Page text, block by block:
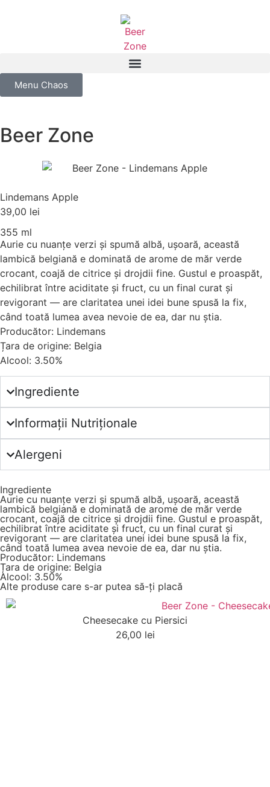
Menu Chaos
Beer Zone
Lindemans Apple
39,00 lei
355 ml
Aurie cu nuanțe verzi și spumă albă, ușoară, această
lambică belgiană e dominată de arome de măr verde
crocant, coajă de citrice și drojdii fine. Gustul e proaspăt,
echilibrat între aciditate și fruct, cu un final curat și
revigorant — are claritatea unei idei bune spusă la fix,
când toată lumea avea nevoie de ea, dar nu știa.
Producător: Lindemans
Țara de origine: Belgia
Alcool: 3.50%
Ingrediente
Informații Nutriționale
Alergeni
Ingrediente
Aurie cu nuanțe verzi și spumă albă, ușoară, această
lambică belgiană e dominată de arome de măr verde
crocant, coajă de citrice și drojdii fine. Gustul e proaspăt,
echilibrat între aciditate și fruct, cu un final curat și
revigorant — are claritatea unei idei bune spusă la fix,
când toată lumea avea nevoie de ea, dar nu știa.
Producător: Lindemans
Țara de origine: Belgia
Alcool: 3.50%
Alte produse care s-ar putea să-ți placă
Cheesecake cu Piersici
26,00 lei